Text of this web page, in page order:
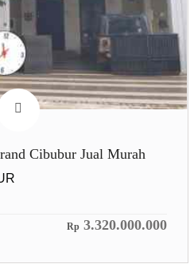
Cibubur Jual Murah
Rp 3.320.000.000